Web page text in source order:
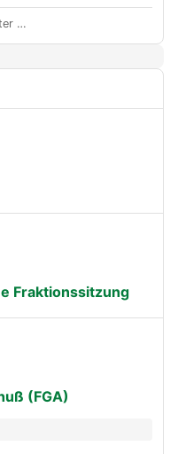
…
Fraktionssitzung
(FGA)